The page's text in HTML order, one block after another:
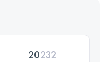
20232